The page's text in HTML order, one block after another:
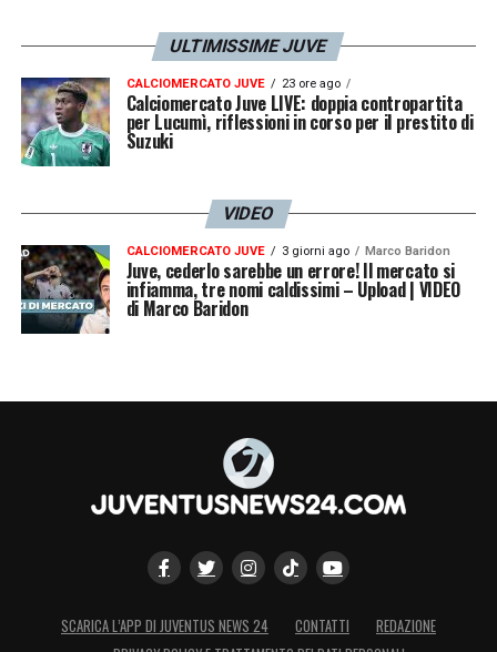
ULTIMISSIME JUVE
CALCIOMERCATO JUVE 23 ore ago
Calciomercato Juve LIVE: doppia contropartita
per Lucumì, riflessioni in corso per il prestito di
Suzuki
VIDEO
CALCIOMERCATO JUVE 3 giorni ago Marco Baridon
Juve, cederlo sarebbe un errore! Il mercato si
infiamma, tre nomi caldissimi – Upload | VIDEO
di Marco Baridon
SCARICA L’APP DI JUVENTUS NEWS 24 CONTATTI
REDAZIONE